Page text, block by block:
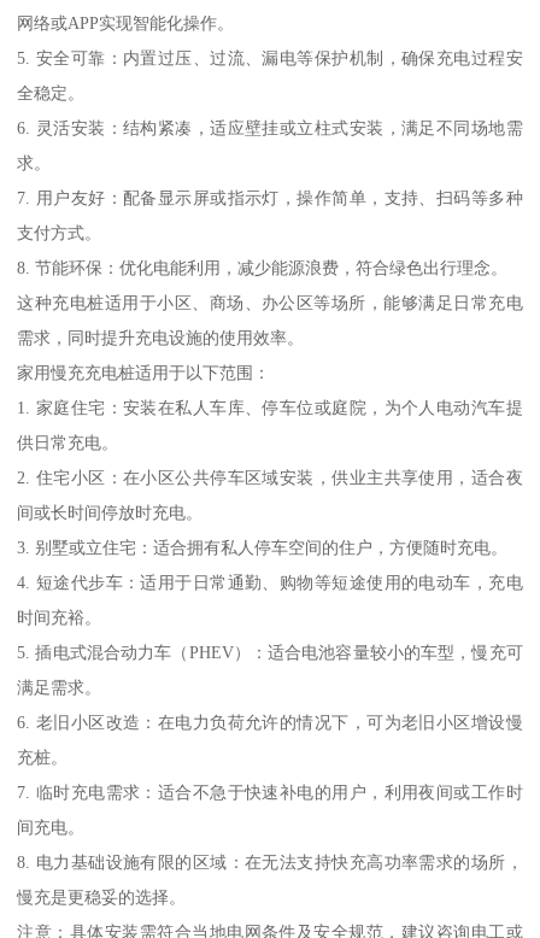
网络或APP实现智能化操作。
5. 安全可靠：内置过压、过流、漏电等保护机制，确保充电过程安
全稳定。
6. 灵活安装：结构紧凑，适应壁挂或立柱式安装，满足不同场地需
求。
7. 用户友好：配备显示屏或指示灯，操作简单，支持、扫码等多种
支付方式。
8. 节能环保：优化电能利用，减少能源浪费，符合绿色出行理念。
这种充电桩适用于小区、商场、办公区等场所，能够满足日常充电
需求，同时提升充电设施的使用效率。
家用慢充充电桩适用于以下范围：
1. 家庭住宅：安装在私人车库、停车位或庭院，为个人电动汽车提
供日常充电。
2. 住宅小区：在小区公共停车区域安装，供业主共享使用，适合夜
间或长时间停放时充电。
3. 别墅或立住宅：适合拥有私人停车空间的住户，方便随时充电。
4. 短途代步车：适用于日常通勤、购物等短途使用的电动车，充电
时间充裕。
5. 插电式混合动力车（PHEV）：适合电池容量较小的车型，慢充可
满足需求。
6. 老旧小区改造：在电力负荷允许的情况下，可为老旧小区增设慢
充桩。
7. 临时充电需求：适合不急于快速补电的用户，利用夜间或工作时
间充电。
8. 电力基础设施有限的区域：在无法支持快充高功率需求的场所，
慢充是更稳妥的选择。
注意：具体安装需符合当地电网条件及安全规范，建议咨询电工或